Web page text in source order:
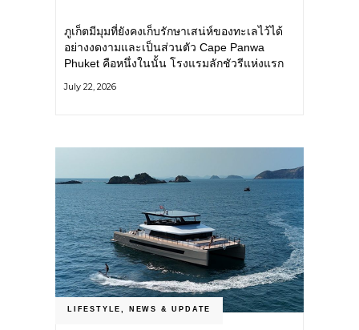
ภูเก็ตมีมุมที่ยังคงเก็บรักษาเสน่ห์ของทะเลไว้ได้
อย่างงดงามและเป็นส่วนตัว Cape Panwa
Phuket คือหนึ่งในนั้น โรงแรมลักชัวรีแห่งแรก
แหลมพันวา ทางตะวันออกเฉียงใต้ของเกาะ
July 22, 2026
LIFESTYLE, NEWS & UPDATE